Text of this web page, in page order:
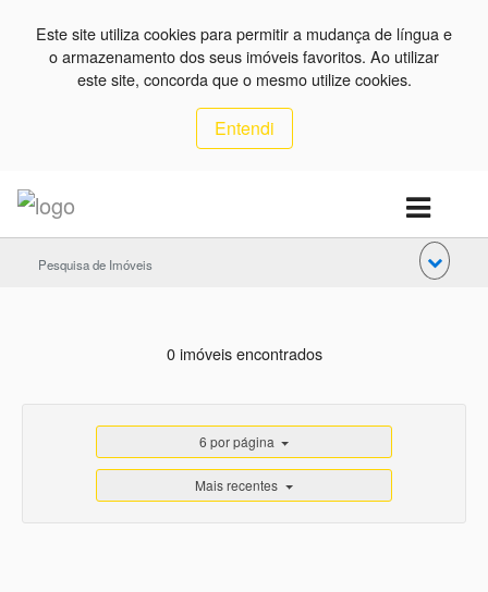
Este site utiliza cookies para permitir a mudança de língua e
o armazenamento dos seus imóveis favoritos. Ao utilizar
este site, concorda que o mesmo utilize cookies.
Entendi
Pesquisa de Imóveis
0 imóveis encontrados
6 por página
Mais recentes